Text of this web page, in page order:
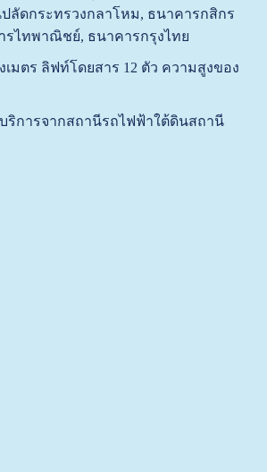
ลัดกระทรวงกลาโหม, ธนาคารกสิกร
ไทพาณิชย์, ธนาคารกรุงไทย
มตร ลิฟท์โดยสาร 12 ตัว ความสูงของ
ริการจากสถานีรถไฟฟ้าใต้ดินสถานี